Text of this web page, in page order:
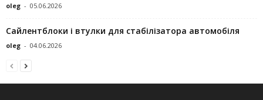
oleg - 05.06.2026
Сайлентблоки і втулки для стабілізатора автомобіля
oleg - 04.06.2026